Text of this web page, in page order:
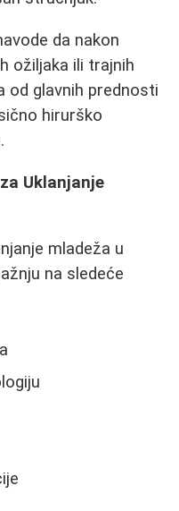
da nakon
ožiljaka ili trajnih
od glavnih prednosti
hirurško
Uklanjanje
mladeža u
na sledeće